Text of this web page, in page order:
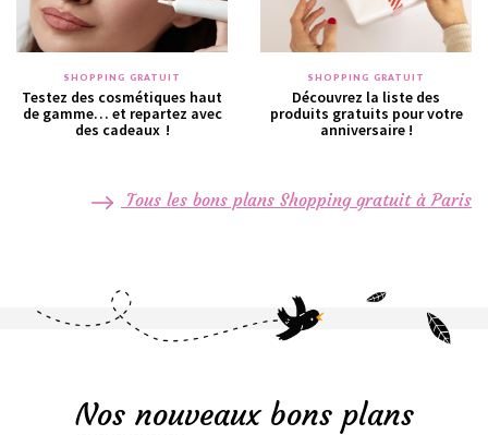
SHOPPING GRATUIT
Testez des cosmétiques haut
de gamme… et repartez avec
des cadeaux !
SHOPPING GRATUIT
Découvrez la liste des
produits gratuits pour votre
anniversaire !
Tous les bons plans Shopping gratuit à Paris
Nos nouveaux bons plans